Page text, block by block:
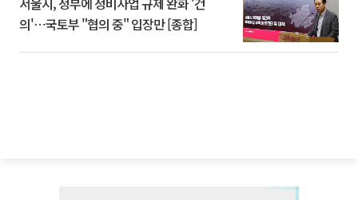
의'⋯국토부 "협의 중" 입장만 [종합]